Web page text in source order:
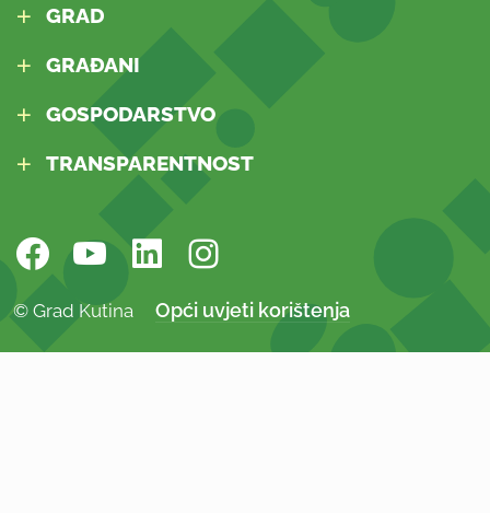
GRAD
GRAĐANI
GOSPODARSTVO
TRANSPARENTNOST
© Grad Kutina Opći uvjeti korištenja